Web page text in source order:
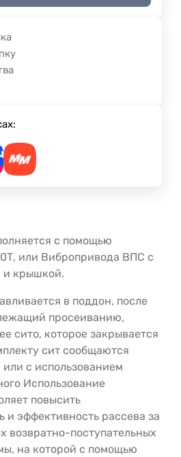
с помощью
или Вибропривода ВПС с
и крышкой.
в поддон, после
просеиванию,
сито, которое закрывается
сит сообщаются
с использованием
Использование
повысить
и эффективность рассева за
возвратно-поступательных
на которой c помощью